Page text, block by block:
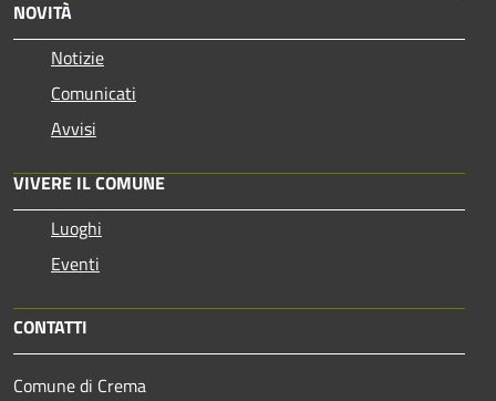
NOVITÀ
Notizie
Comunicati
Avvisi
VIVERE IL COMUNE
Luoghi
Eventi
CONTATTI
Comune di Crema